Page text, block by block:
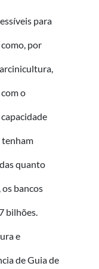
para
por
o
tenham
quanto
bancos
bilhões.
e
de Guia de